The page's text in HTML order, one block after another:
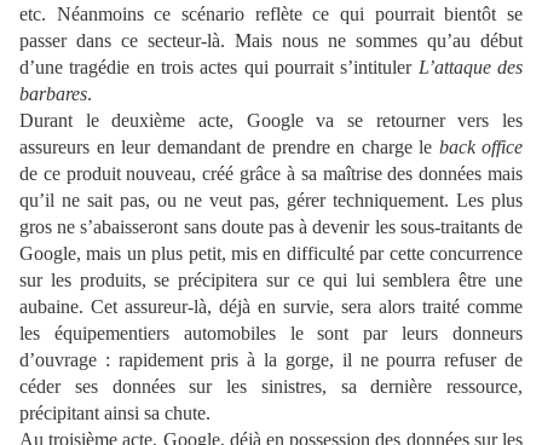
etc. Néanmoins ce scénario reflète ce qui pourrait bientôt se
passer dans ce secteur-là. Mais nous ne sommes qu’au début
d’une tragédie en trois actes qui pourrait s’intituler L’attaque des
barbares.
Durant le deuxième acte, Google va se retourner vers les
assureurs en leur demandant de prendre en charge le back office
de ce produit nouveau, créé grâce à sa maîtrise des données mais
qu’il ne sait pas, ou ne veut pas, gérer techniquement. Les plus
gros ne s’abaisseront sans doute pas à devenir les sous-traitants de
Google, mais un plus petit, mis en difficulté par cette concurrence
sur les produits, se précipitera sur ce qui lui semblera être une
aubaine. Cet assureur-là, déjà en survie, sera alors traité comme
les équipementiers automobiles le sont par leurs donneurs
d’ouvrage : rapidement pris à la gorge, il ne pourra refuser de
céder ses données sur les sinistres, sa dernière ressource,
précipitant ainsi sa chute.
Au troisième acte, Google, déjà en possession des données sur les